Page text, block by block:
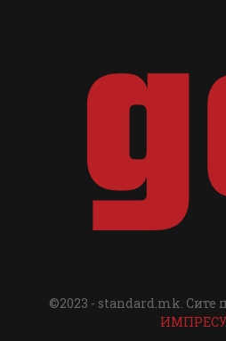
©2023 - standard.mk. Сите